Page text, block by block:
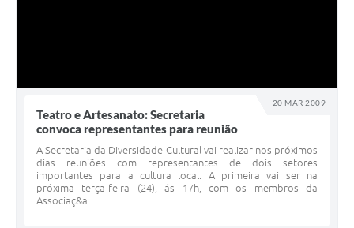
20 MAR 2009
Teatro e Artesanato: Secretaria
convoca representantes para reunião
A Secretaria da Diversidade Cultural vai realizar nos próximos
dias reuniões com representantes de dois setores
importantes para a cultura local. A primeira vai ser na
próxima terça-feira (24), ás 17h, com os membros da
Associaç&a…